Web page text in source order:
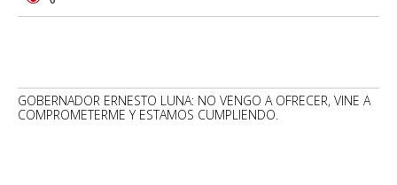
GOBERNADOR ERNESTO LUNA: NO VENGO A OFRECER, VINE A
COMPROMETERME Y ESTAMOS CUMPLIENDO.